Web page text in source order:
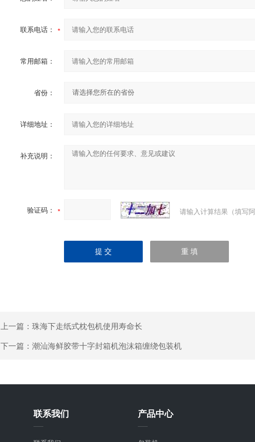
联系电话：
常用邮箱：
省份：
详细地址：
补充说明：
验证码： 请输入计算结果（填写
上一篇： 珠海下走纸式枕包机使用寿命长
下一篇： 潮汕海鲜胶带十字封箱机泡沫箱缠绕包装机
联系我们 产品中心